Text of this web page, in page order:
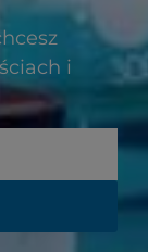
i